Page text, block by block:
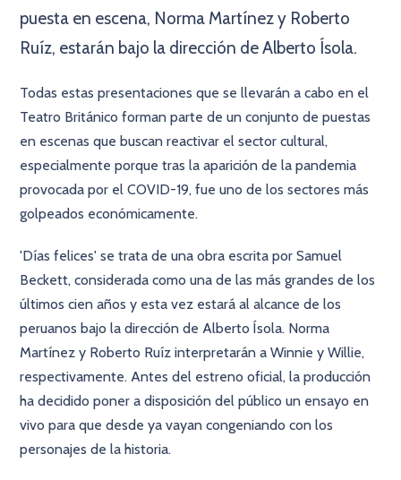
puesta en escena, Norma Martínez y Roberto
Ruíz, estarán bajo la dirección de Alberto Ísola.
Todas estas presentaciones que se llevarán a cabo en el
Teatro Británico forman parte de un conjunto de puestas
en escenas que buscan reactivar el sector cultural,
especialmente porque tras la aparición de la pandemia
provocada por el COVID-19, fue uno de los sectores más
golpeados económicamente.
'Días felices' se trata de una obra escrita por Samuel
Beckett, considerada como una de las más grandes de los
últimos cien años y esta vez estará al alcance de los
peruanos bajo la dirección de Alberto Ísola. Norma
Martínez y Roberto Ruíz interpretarán a Winnie y Willie,
respectivamente. Antes del estreno oficial, la producción
ha decidido poner a disposición del público un ensayo en
vivo para que desde ya vayan congeniando con los
personajes de la historia.